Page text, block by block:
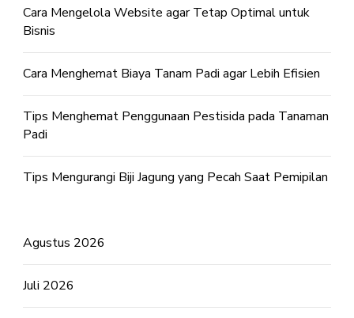
Cara Mengelola Website agar Tetap Optimal untuk
Bisnis
Cara Menghemat Biaya Tanam Padi agar Lebih Efisien
Tips Menghemat Penggunaan Pestisida pada Tanaman
Padi
Tips Mengurangi Biji Jagung yang Pecah Saat Pemipilan
Agustus 2026
Juli 2026